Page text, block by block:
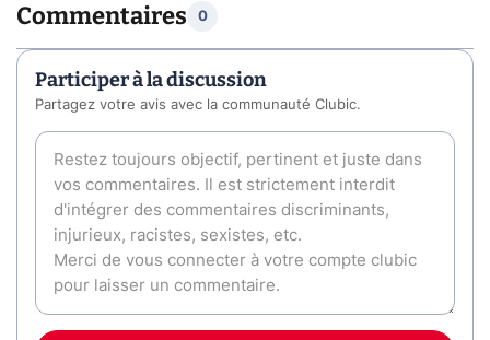
Commentaires 0
Participer à la discussion
Partagez votre avis avec la communauté Clubic.